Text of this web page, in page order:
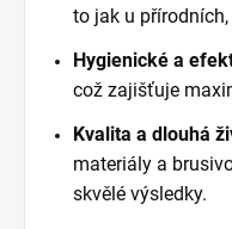
to jak u
Hygienické a
což zajišťuje
Kvalita a dlouhá
materiály a
skvělé výsledky.